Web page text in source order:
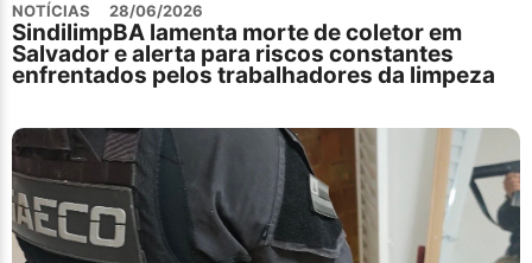
NOTÍCIAS 28/06/2026
SindilimpBA lamenta morte de coletor em
Salvador e alerta para riscos constantes
enfrentados pelos trabalhadores da limpeza